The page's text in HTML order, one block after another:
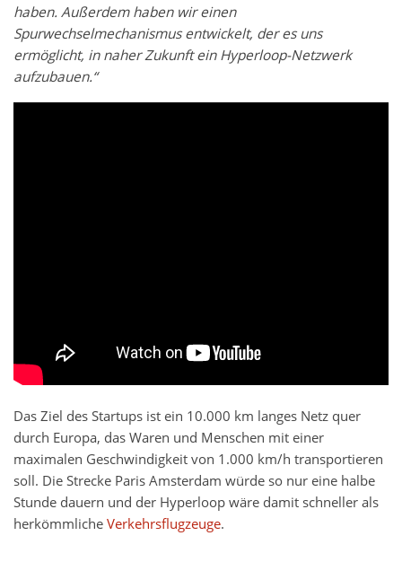
haben. Außerdem haben wir einen
Spurwechselmechanismus entwickelt, der es uns
ermöglicht, in naher Zukunft ein Hyperloop-Netzwerk
aufzubauen.“
Das Ziel des Startups ist ein 10.000 km langes Netz quer
durch Europa, das Waren und Menschen mit einer
maximalen Geschwindigkeit von 1.000 km/h transportieren
soll. Die Strecke Paris Amsterdam würde so nur eine halbe
Stunde dauern und der Hyperloop wäre damit schneller als
herkömmlicheVerkehrsflugzeuge.